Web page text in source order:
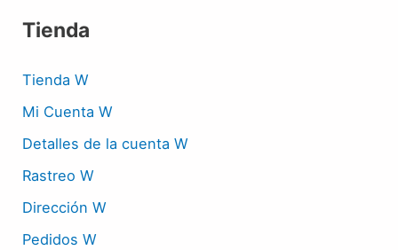
Tienda
Tienda W
Mi Cuenta W
Detalles de la cuenta W
Rastreo W
Dirección W
Pedidos W